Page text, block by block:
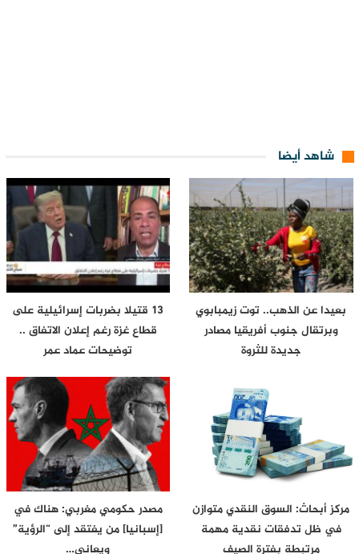
شاهد أيضا
بعيدا عن الذهب.. توت زيمبابوي
وبرتقال جنوب أفريقيا مصادر
جديدة للثروة
13 قتيلا بضربات إسرائيلية على
قطاع غزة رغم إعلان الاتفاق ..
توضيحات عماد عمر
مركز أبحاث: السوق النقدي متوازن
في ظل تدفقات نقدية مهمة
مرتبطة بفترة الصيف
مصدر حكومي مغربي: هناك في
[إسبانيا] من يفتقد إلى “الرؤية”
ويعاني…